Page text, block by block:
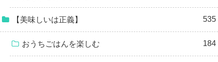
【美味しいは正義】 535
おうちごはんを楽しむ 184